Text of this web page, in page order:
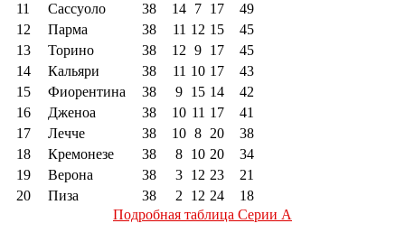
11
Сассуоло 38 14 7 17
49
12
Парма 38 11 12 15
45
13
Торино 38 12 9 17
45
14
Кальяри 38 11 10 17
43
15
Фиорентина 38 9 15 14
42
16
Дженоа 38 10 11 17
41
17
Лечче 38 10 8 20
38
18
Кремонезе 38 8 10 20
34
19
Верона 38 3 12 23
21
20
Пиза 38 2 12 24
18
Подробная таблица Серии А